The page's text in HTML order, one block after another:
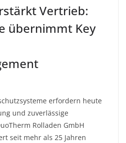
Vertrieb:
übernimmt Key
erfordern heute
und zuverlässige
Rolladen GmbH
seit mehr als 25 Jahren